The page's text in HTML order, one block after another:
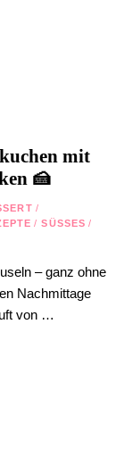
mit
🍰
/
/ SÜSSES /
– ganz ohne
Nachmittage
von …